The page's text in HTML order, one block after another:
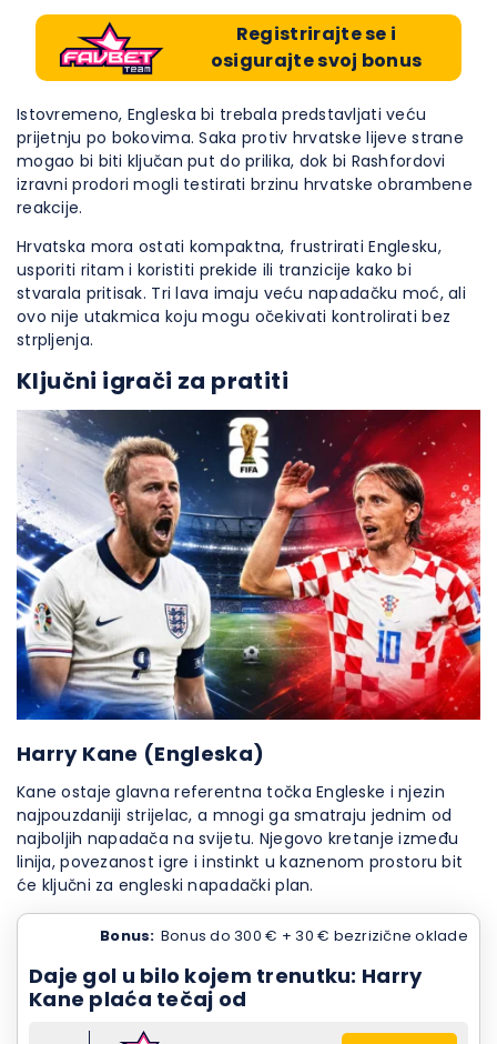
Registrirajte se i
osigurajte svoj bonus
Istovremeno, Engleska bi trebala predstavljati veću
prijetnju po bokovima. Saka protiv hrvatske lijeve strane
mogao bi biti ključan put do prilika, dok bi Rashfordovi
izravni prodori mogli testirati brzinu hrvatske obrambene
reakcije.
Hrvatska mora ostati kompaktna, frustrirati Englesku,
usporiti ritam i koristiti prekide ili tranzicije kako bi
stvarala pritisak. Tri lava imaju veću napadačku moć, ali
ovo nije utakmica koju mogu očekivati kontrolirati bez
strpljenja.
Ključni igrači za pratiti
Harry Kane (Engleska)
Kane ostaje glavna referentna točka Engleske i njezin
najpouzdaniji strijelac, a mnogi ga smatraju jednim od
najboljih napadača na svijetu. Njegovo kretanje između
linija, povezanost igre i instinkt u kaznenom prostoru bit
će ključni za engleski napadački plan.
Bonus: Bonus do 300 € + 30 € bezrizične oklade
Daje gol u bilo kojem trenutku: Harry
Kane plaća tečaj od